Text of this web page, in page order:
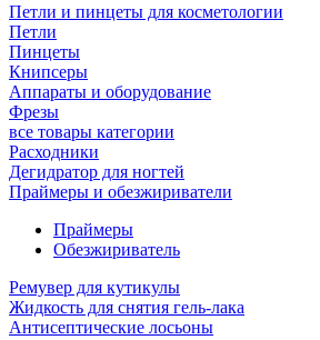
Петли и пинцеты для косметологии
Петли
Пинцеты
Книпсеры
Аппараты и оборудование
Фрезы
все товары категории
Расходники
Дегидратор для ногтей
Праймеры и обезжириватели
Праймеры
Обезжириватель
Ремувер для кутикулы
Жидкость для снятия гель-лака
Антисептические лосьоны